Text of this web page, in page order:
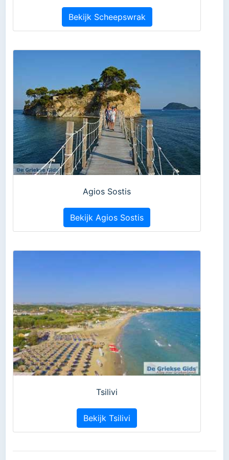
Bekijk Scheepswrak
Agios Sostis
Bekijk Agios Sostis
Tsilivi
Bekijk Tsilivi